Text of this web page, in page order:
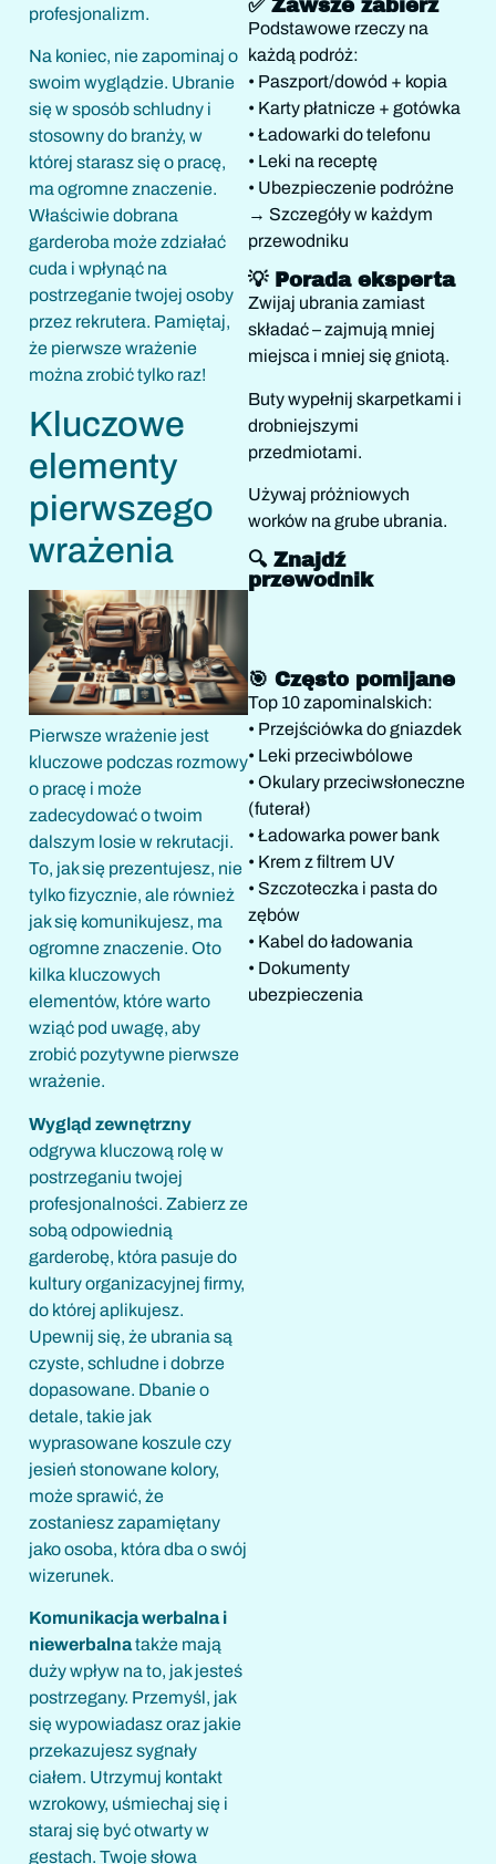
profesjonalizm.
Na koniec, nie zapominaj o
swoim wyglądzie. Ubranie
się w sposób schludny i
stosowny do branży, w
której starasz się o pracę,
ma ogromne znaczenie.
Właściwie dobrana
garderoba może zdziałać
cuda i wpłynąć na
postrzeganie twojej osoby
przez rekrutera. Pamiętaj,
że pierwsze wrażenie
można zrobić tylko raz!
Kluczowe
elementy
pierwszego
wrażenia
Pierwsze wrażenie jest
kluczowe podczas rozmowy
o pracę i może
zadecydować o twoim
dalszym losie w rekrutacji.
To, jak się prezentujesz, nie
tylko fizycznie, ale również
jak się komunikujesz, ma
ogromne znaczenie. Oto
kilka kluczowych
elementów, które warto
wziąć pod uwagę, aby
zrobić pozytywne pierwsze
wrażenie.
Wygląd zewnętrzny
odgrywa kluczową rolę w
postrzeganiu twojej
profesjonalności. Zabierz ze
sobą odpowiednią
garderobę, która pasuje do
kultury organizacyjnej firmy,
do której aplikujesz.
Upewnij się, że ubrania są
czyste, schludne i dobrze
dopasowane. Dbanie o
detale, takie jak
wyprasowane koszule czy
jesień stonowane kolory,
może sprawić, że
zostaniesz zapamiętany
jako osoba, która dba o swój
wizerunek.
Komunikacja werbalna i
niewerbalnatakże mają
duży wpływ na to, jak jesteś
postrzegany. Przemyśl, jak
się wypowiadasz oraz jakie
przekazujesz sygnały
ciałem. Utrzymuj kontakt
wzrokowy, uśmiechaj się i
staraj się być otwarty w
gestach. Twoje słowa
✅ Zawsze zabierz
Podstawowe rzeczy na
każdą podróż:
• Paszport/dowód + kopia
• Karty płatnicze + gotówka
• Ładowarki do telefonu
• Leki na receptę
• Ubezpieczenie podróżne
→ Szczegóły w każdym
przewodniku
💡 Porada eksperta
Zwijaj ubrania zamiast
składać – zajmują mniej
miejsca i mniej się gniotą.
Buty wypełnij skarpetkami i
drobniejszymi
przedmiotami.
Używaj próżniowych
worków na grube ubrania.
🔍 Znajdź
przewodnik
🎯 Często pomijane
Top 10 zapominalskich:
• Przejściówka do gniazdek
• Leki przeciwbólowe
• Okulary przeciwsłoneczne
(futerał)
• Ładowarka power bank
• Krem z filtrem UV
• Szczoteczka i pasta do
zębów
• Kabel do ładowania
• Dokumenty
ubezpieczenia